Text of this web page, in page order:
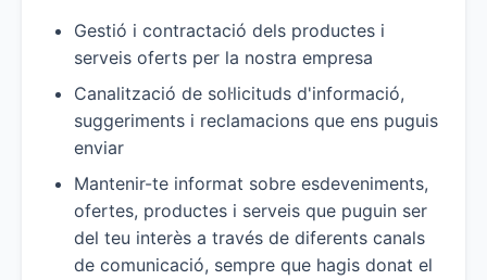
Gestió i contractació dels productes i
serveis oferts per la nostra empresa
Canalització de sol·licituds d'informació,
suggeriments i reclamacions que ens puguis
enviar
Mantenir-te informat sobre esdeveniments,
ofertes, productes i serveis que puguin ser
del teu interès a través de diferents canals
de comunicació, sempre que hagis donat el